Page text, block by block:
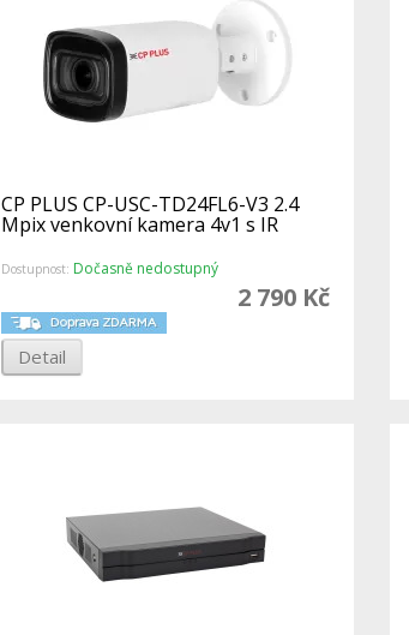
CP PLUS CP-USC-TD24FL6-V3 2.4
Mpix venkovní kamera 4v1 s IR
Dostupnost: Dočasně nedostupný
2 790 Kč
Detail